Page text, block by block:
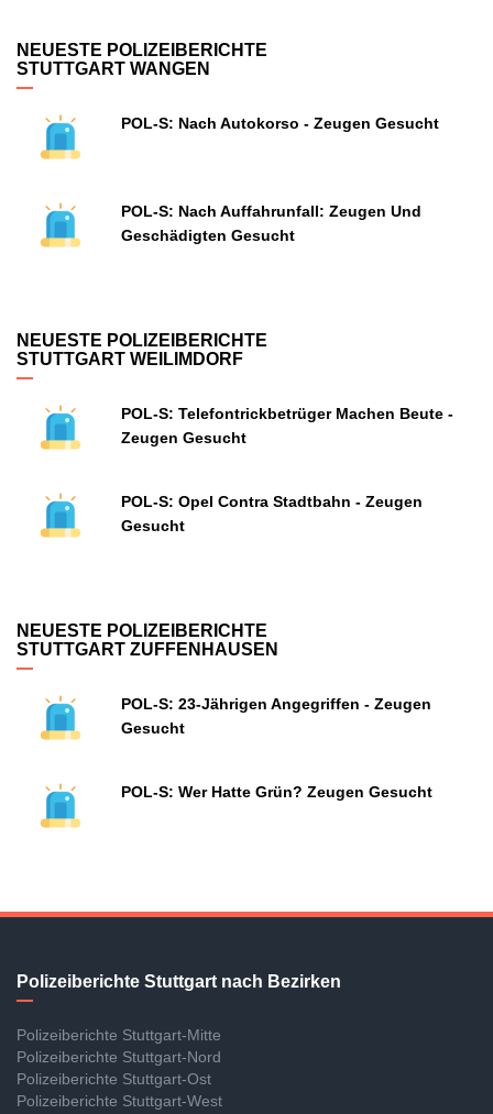
NEUESTE POLIZEIBERICHTE
STUTTGART WANGEN
POL-S: Nach Autokorso - Zeugen Gesucht
POL-S: Nach Auffahrunfall: Zeugen Und
Geschädigten Gesucht
NEUESTE POLIZEIBERICHTE
STUTTGART WEILIMDORF
POL-S: Telefontrickbetrüger Machen Beute -
Zeugen Gesucht
POL-S: Opel Contra Stadtbahn - Zeugen
Gesucht
NEUESTE POLIZEIBERICHTE
STUTTGART ZUFFENHAUSEN
POL-S: 23-Jährigen Angegriffen - Zeugen
Gesucht
POL-S: Wer Hatte Grün? Zeugen Gesucht
Polizeiberichte Stuttgart nach Bezirken
Polizeiberichte Stuttgart-Mitte
Polizeiberichte Stuttgart-Nord
Polizeiberichte Stuttgart-Ost
Polizeiberichte Stuttgart-West